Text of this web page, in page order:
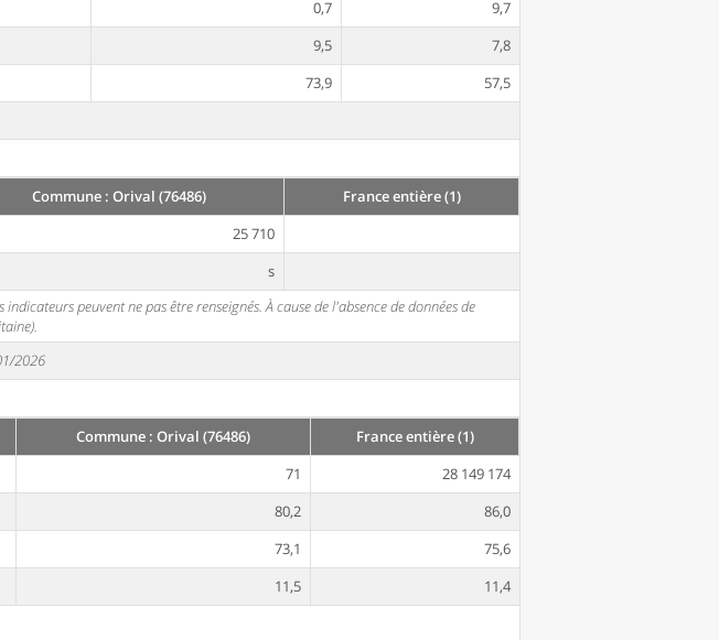
0,7
9,7
9,5
7,8
73,9
57,5
Commune : Orival (76486)
France entière (1)
25 710
s
peuvent ne pas être renseignés. À cause de l'absence de données de
2026
Commune : Orival (76486)
France entière (1)
71
28 149 174
80,2
86,0
73,1
75,6
11,5
11,4